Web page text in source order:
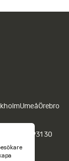
UmeåÖrebro
67, 931 30